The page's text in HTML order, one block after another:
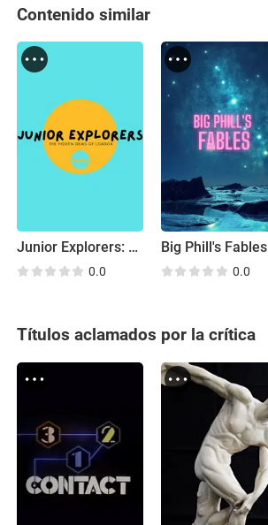
Contenido similar
Junior Explorers: The Hidden Gems of London
0.0
Big Phill's Fables
0.0
Títulos aclamados por la crítica